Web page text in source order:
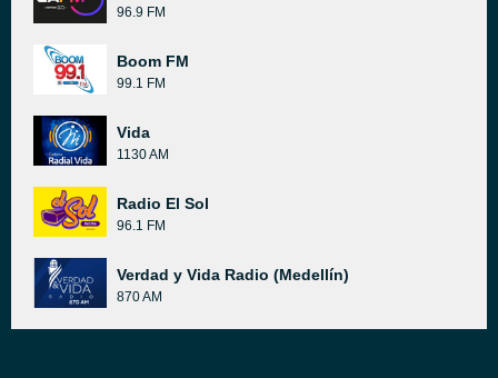
96.9 FM
Boom FM
99.1 FM
Vida
1130 AM
Radio El Sol
96.1 FM
Verdad y Vida Radio (Medellín)
870 AM